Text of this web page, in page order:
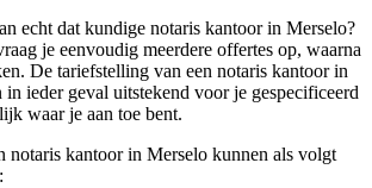
echt dat kundige notaris kantoor in Merselo?
je eenvoudig meerdere offertes op, waarna
De tariefstelling van een notaris kantoor in
ieder geval uitstekend voor je gespecificeerd
waar je aan toe bent.
notaris kantoor in Merselo kunnen als volgt